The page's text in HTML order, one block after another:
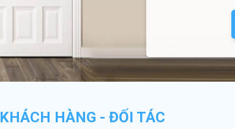
KHÁCH HÀNG - ĐỐI TÁC